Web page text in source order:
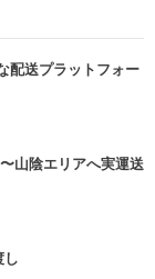
配送プラットフォー
山陰エリアへ実運送
し